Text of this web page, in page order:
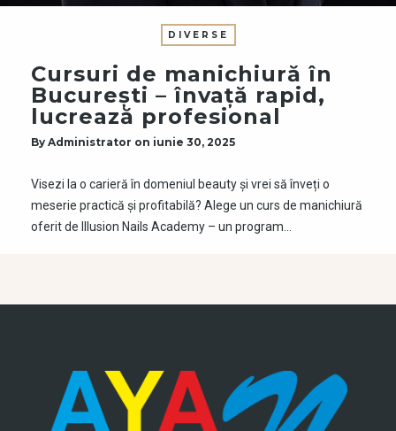
DIVERSE
Cursuri de manichiură în
București – învață rapid,
lucrează profesional
By Administrator on iunie 30, 2025
Visezi la o carieră în domeniul beauty și vrei să înveți o
meserie practică și profitabilă? Alege un curs de manichiură
oferit de Illusion Nails Academy – un program…